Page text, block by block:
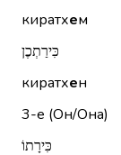
киратхем
כִּירַתְכֶן
киратхен
3-е (Он/Она)
כִּירָתוֹ